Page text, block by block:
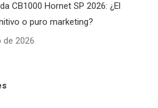
CB1000 Hornet SP 2026: ¿El
o puro marketing?
2026